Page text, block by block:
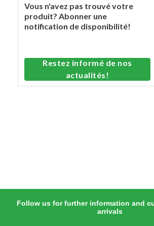
Vous n'avez pas trouvé votre
produit? Abonner une
notification de disponibilité!
Restez informé de nos
actualités!
Follow us for further information and
arrivals